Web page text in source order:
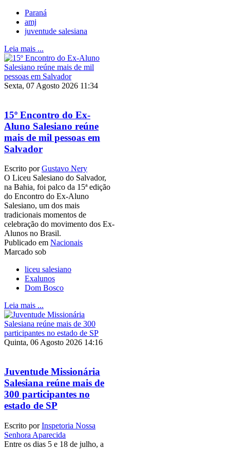
Paraná
amj
juventude salesiana
Leia mais ...
Sexta, 07 Agosto 2026 11:34
15º Encontro do Ex-
Aluno Salesiano reúne
mais de mil pessoas em
Salvador
Escrito porGustavo Nery
O Liceu Salesiano do Salvador,
na Bahia, foi palco da 15ª edição
do Encontro do Ex-Aluno
Salesiano, um dos mais
tradicionais momentos de
celebração do movimento dos Ex-
Alunos no Brasil.
Publicado em Nacionais
Marcado sob
liceu salesiano
Exalunos
Dom Bosco
Leia mais ...
Quinta, 06 Agosto 2026 14:16
Juventude Missionária
Salesiana reúne mais de
300 participantes no
estado de SP
Escrito porInspetoria Nossa
Senhora Aparecida
Entre os dias 5 e 18 de julho, a